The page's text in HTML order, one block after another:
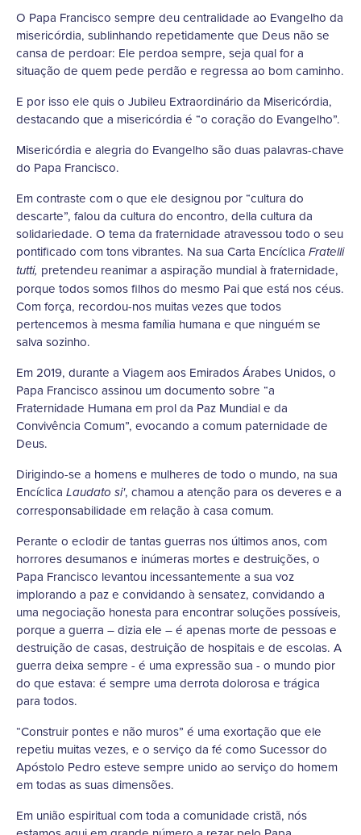
O Papa Francisco sempre deu centralidade ao Evangelho da
misericórdia, sublinhando repetidamente que Deus não se
cansa de perdoar: Ele perdoa sempre, seja qual for a
situação de quem pede perdão e regressa ao bom caminho.
E por isso ele quis o Jubileu Extraordinário da Misericórdia,
destacando que a misericórdia é “o coração do Evangelho”.
Misericórdia e alegria do Evangelho são duas palavras-chave
do Papa Francisco.
Em contraste com o que ele designou por “cultura do
descarte”, falou da cultura do encontro, della cultura da
solidariedade. O tema da fraternidade atravessou todo o seu
pontificado com tons vibrantes. Na sua Carta Encíclica Fratelli
tutti, pretendeu reanimar a aspiração mundial à fraternidade,
porque todos somos filhos do mesmo Pai que está nos céus.
Com força, recordou-nos muitas vezes que todos
pertencemos à mesma família humana e que ninguém se
salva sozinho.
Em 2019, durante a Viagem aos Emirados Árabes Unidos, o
Papa Francisco assinou um documento sobre “a
Fraternidade Humana em prol da Paz Mundial e da
Convivência Comum”, evocando a comum paternidade de
Deus.
Dirigindo-se a homens e mulheres de todo o mundo, na sua
Encíclica Laudato si', chamou a atenção para os deveres e a
corresponsabilidade em relação à casa comum.
Perante o eclodir de tantas guerras nos últimos anos, com
horrores desumanos e inúmeras mortes e destruições, o
Papa Francisco levantou incessantemente a sua voz
implorando a paz e convidando à sensatez, convidando a
uma negociação honesta para encontrar soluções possíveis,
porque a guerra – dizia ele – é apenas morte de pessoas e
destruição de casas, destruição de hospitais e de escolas. A
guerra deixa sempre - é uma expressão sua - o mundo pior
do que estava: é sempre uma derrota dolorosa e trágica
para todos.
“Construir pontes e não muros” é uma exortação que ele
repetiu muitas vezes, e o serviço da fé como Sucessor do
Apóstolo Pedro esteve sempre unido ao serviço do homem
em todas as suas dimensões.
Em união espiritual com toda a comunidade cristã, nós